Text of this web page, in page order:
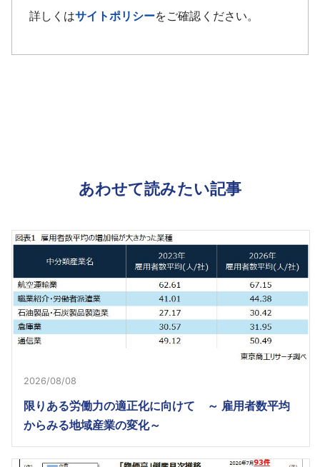
詳しくはサイトポリシーをご確認ください。
あわせて読みたい記事
2026/08/08
限りある労働力の適正化に向けて ～ 雇用者数平均
からみる地域産業の変化～